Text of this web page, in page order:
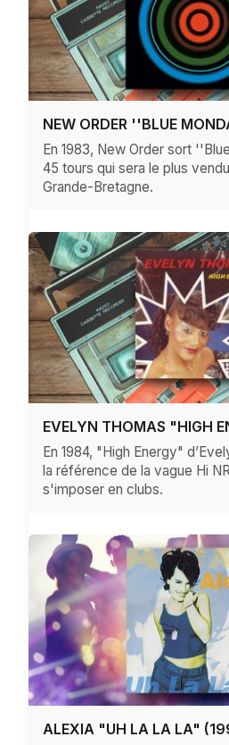
NEW ORDER ''BLUE
En 1983, New Order sort
45 tours qui sera le plus
Grande-Bretagne.
EVELYN THOMAS "HIGH
En 1984, "High Energy"
la référence de la vague Hi
s'imposer en clubs.
ALEXIA "UH LA LA LA"